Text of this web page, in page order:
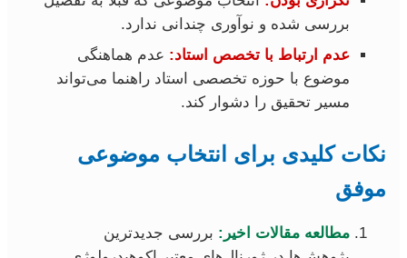
بررسی شده و نوآوری چندانی ندارد.
عدم ارتباط با تخصص استاد: عدم هماهنگی
موضوع با حوزه تخصصی استاد راهنما می‌تواند
مسیر تحقیق را دشوار کند.
نکات کلیدی برای انتخاب موضوعی
موفق
مطالعه مقالات اخیر: بررسی جدیدترین